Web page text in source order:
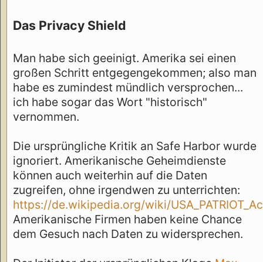
Das Privacy Shield
Man habe sich geeinigt. Amerika sei einen
großen Schritt entgegengekommen; also man
habe es zumindest mündlich versprochen...
ich habe sogar das Wort "historisch"
vernommen.
Die ursprüngliche Kritik an Safe Harbor wurde
ignoriert. Amerikanische Geheimdienste
können auch weiterhin auf die Daten
zugreifen, ohne irgendwen zu unterrichten:
https://de.wikipedia.org/wiki/
Amerikanische Firmen haben keine Chance
dem Gesuch nach Daten zu widersprechen.